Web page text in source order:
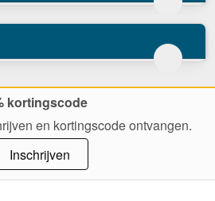
kortingscode
en kortingscode ontvangen.
Inschrijven